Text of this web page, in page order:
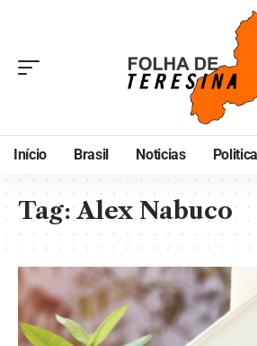
Início Brasil Noticias Politica
Tag:Alex Nabuco